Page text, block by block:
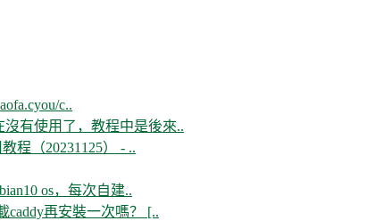
c..
有使用了，教程中是後來..
程（20231125） - ..
os，每次自建..
再安裝一次嗎？ [..